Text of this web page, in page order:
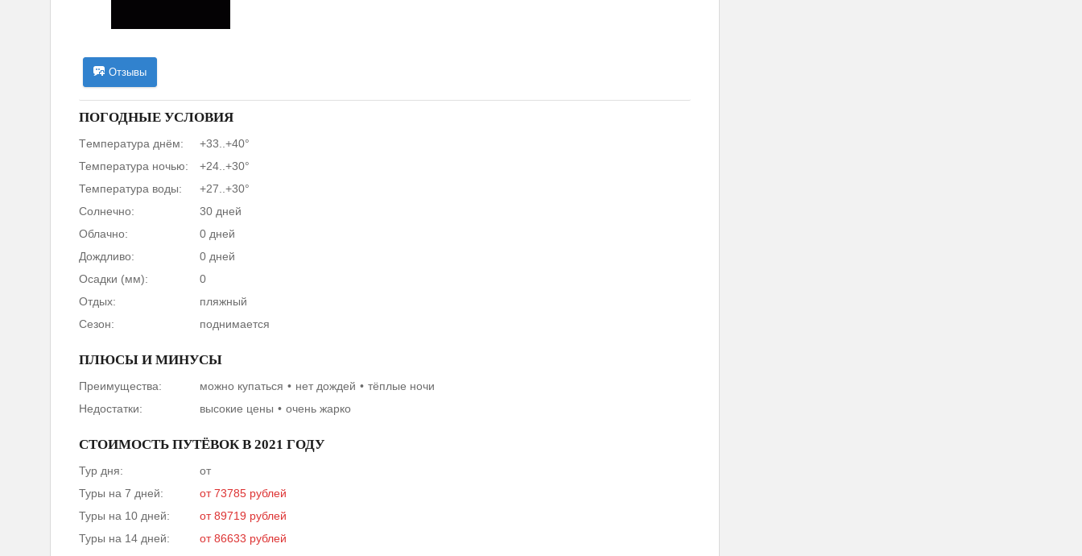
Отзывы
ПОГОДНЫЕ УСЛОВИЯ
Tемпература днём:
+33..+40°
Температура ночью:
+24..+30°
Температура воды:
+27..+30°
Солнечно:
30 дней
Облачно:
0 дней
Дождливо:
0 дней
Осадки (мм):
0
Отдых:
пляжный
Сезон:
поднимается
ПЛЮСЫ И МИНУСЫ
Преимущества: можно купаться нет дождей
тёплые ночи
Недостатки:
высокие цены очень жарко
СТОИМОСТЬ ПУТЁВОК В 2021 ГОДУ
Тур дня:
от
Туры на 7 дней:
от 73785 рублей
Туры на 10 дней:
от 89719 рублей
Туры на 14 дней:
от 86633 рублей